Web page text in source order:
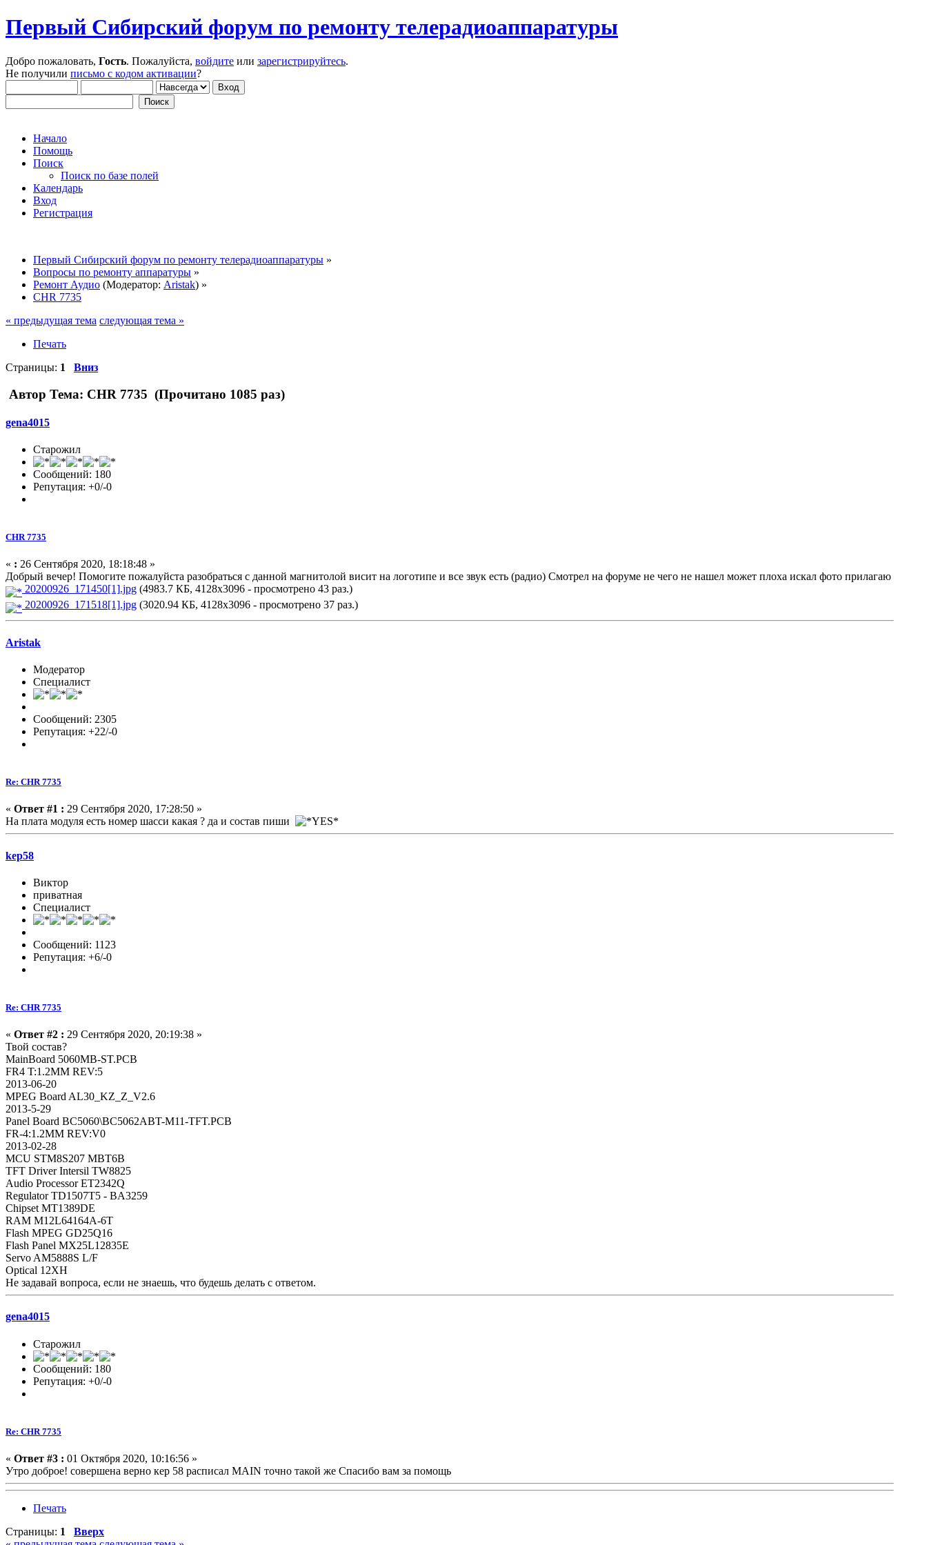
Первый Сибирский форум по ремонту телерадиоаппаратуры
Добро пожаловать, Гость. Пожалуйста, войдите или зарегистрируйтесь.
Не получили письмо с кодом активации?
Начало
Помощь
Поиск
Поиск по базе полей
Календарь
Вход
Регистрация
Первый Сибирский форум по ремонту телерадиоаппаратуры »
Вопросы по ремонту аппаратуры »
Ремонт Аудио (Модератор: Aristak) »
CHR 7735
« предыдущая тема следующая тема »
Печать
Страницы: 1 Вниз
Автор Тема: CHR 7735 (Прочитано 1085 раз)
gena4015
Старожил
Сообщений: 180
Репутация: +0/-0
CHR 7735
« : 26 Сентября 2020, 18:18:48 »
Добрый вечер! Помогите пожалуйста разобраться с данной магнитолой висит на логотипе и все звук есть (радио) Смотрел на форуме не чего не нашел может плоха искал фото прилагаю
20200926_171450[1].jpg (4983.7 КБ, 4128x3096 - просмотрено 43 раз.)
20200926_171518[1].jpg (3020.94 КБ, 4128x3096 - просмотрено 37 раз.)
Aristak
Модератор
Специалист
Сообщений: 2305
Репутация: +22/-0
Re: CHR 7735
« Ответ #1 : 29 Сентября 2020, 17:28:50 »
На плата модуля есть номер шасси какая ? да и состав пиши
kep58
Виктор
приватная
Специалист
Сообщений: 1123
Репутация: +6/-0
Re: CHR 7735
« Ответ #2 : 29 Сентября 2020, 20:19:38 »
Твой состав?
MainBoard 5060MB-ST.PCB
FR4 T:1.2MM REV:5
2013-06-20
MPEG Board AL30_KZ_Z_V2.6
2013-5-29
Panel Board BC5060\BC5062ABT-M11-TFT.PCB
FR-4:1.2MM REV:V0
2013-02-28
MCU STM8S207 MBT6B
TFT Driver Intersil TW8825
Audio Processor ET2342Q
Regulator TD1507T5 - BA3259
Chipset MT1389DE
RAM M12L64164A-6T
Flash MPEG GD25Q16
Flash Panel MX25L12835E
Servo AM5888S L/F
Optical 12XH
Не задавай вопроса, если не знаешь, что будешь делать с ответом.
gena4015
Старожил
Сообщений: 180
Репутация: +0/-0
Re: CHR 7735
« Ответ #3 : 01 Октября 2020, 10:16:56 »
Утро доброе! совершена верно кер 58 расписал MAIN точно такой же Спасибо вам за помощь
Печать
Страницы: 1
Вверх